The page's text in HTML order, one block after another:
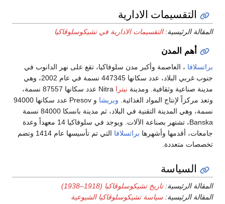
التقسيمات الادارية
المقالة الرئيسية:التقسيمات الادارية في تشيكوسلوڤاكيا
أهم المدن
براتسلافا ، العاصمة وأكبر مدن سلوفاكيا، تقع على نهر الدانوب في
جنوب غربي البلاد، عدد سكانها 447345 نسمة في عام 2002، وهي
مدينة صناعية وثقافية. ومدينة نيترا
Nitra عدد سكانها 87557 نسمة،
وتعد مركزاً لإنتاج المواد الغذائية. وبريشا
و Presov عدد سكانها 94000
نسمة، وهي المدينة التقنية في البلاد، ثم مدينة بانسكا 84000 نسمة
Banska، تشتهر بصناعة الآلات. ويوجد في سلوفاكيا 14 معهداً وعدة
جامعات، أقدمها وأشهرها براتسلافا
التي تم تأسيسها عام 1414 وتضم
تخصصات متعددة.
السياسة
المقالة الرئيسية:تاريخ تشيكوسلوڤاكيا (1918–1938)
المقالة الرئيسية: سياسة تشيكوسلوڤاكيا الشيوعية